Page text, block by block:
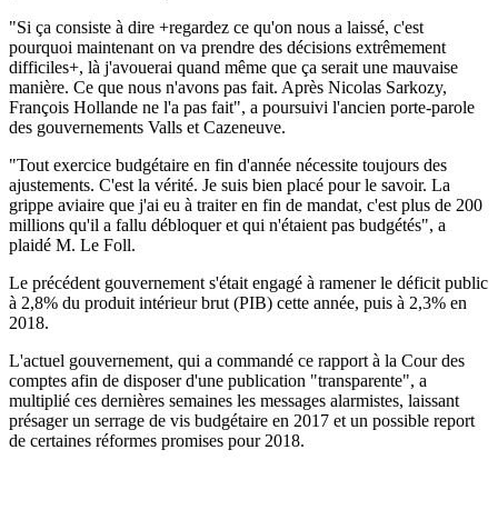
"Si ça consiste à dire +regardez ce qu'on nous a laissé, c'est
pourquoi maintenant on va prendre des décisions extrêmement
difficiles+, là j'avouerai quand même que ça serait une mauvaise
manière. Ce que nous n'avons pas fait. Après Nicolas Sarkozy,
François Hollande ne l'a pas fait", a poursuivi l'ancien porte-parole
des gouvernements Valls et Cazeneuve.
"Tout exercice budgétaire en fin d'année nécessite toujours des
ajustements. C'est la vérité. Je suis bien placé pour le savoir. La
grippe aviaire que j'ai eu à traiter en fin de mandat, c'est plus de 200
millions qu'il a fallu débloquer et qui n'étaient pas budgétés", a
plaidé M. Le Foll.
Le précédent gouvernement s'était engagé à ramener le déficit public
à 2,8% du produit intérieur brut (PIB) cette année, puis à 2,3% en
2018.
L'actuel gouvernement, qui a commandé ce rapport à la Cour des
comptes afin de disposer d'une publication "transparente", a
multiplié ces dernières semaines les messages alarmistes, laissant
présager un serrage de vis budgétaire en 2017 et un possible report
de certaines réformes promises pour 2018.